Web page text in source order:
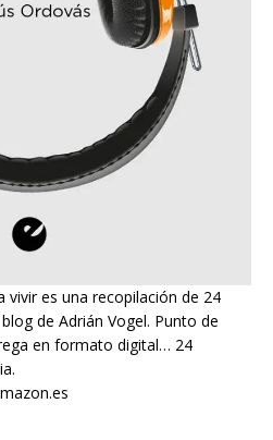
vivir es una recopilación de 24
de Adrián Vogel. Punto de
en formato digital… 24